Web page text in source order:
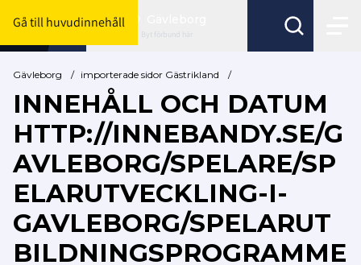
Gå till huvudinnehåll
Byt förbund här
Gävleborg / importerade sidor Gästrikland /
INNEHÅLL OCH DATUM
HTTP://INNEBANDY.SE/G
AVLEBORG/SPELARE/SP
ELARUTVECKLING-I-
GAVLEBORG/SPELARUT
BILDNINGSPROGRAMME